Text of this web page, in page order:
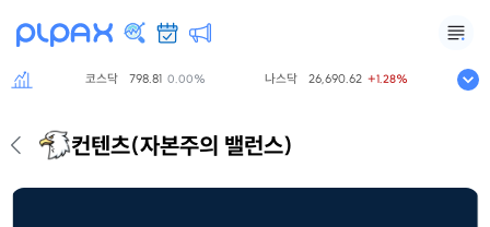
코스닥 798.81 0.00% 나스닥 26,690.62 +1.28%
컨텐츠(자본주의 밸런스)